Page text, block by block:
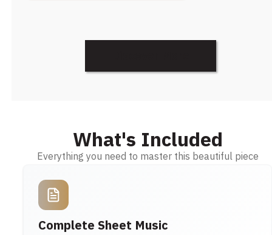
What's Included
Everything you need to master this beautiful piece
Complete Sheet Music